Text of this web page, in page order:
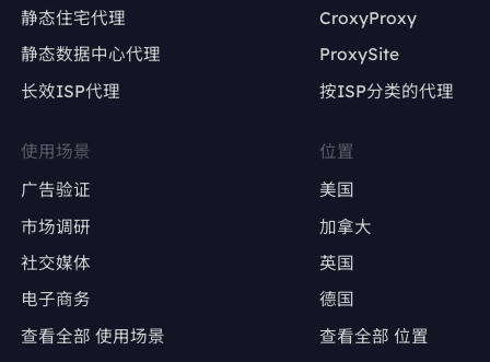
避免因IP变动导致账号被限流或封禁
Google Ads、Facebook Ads等广告平台的多
账户操作
确保每个广告账户使用固定IP，避免因IP变动触
发审核
广告效果测试
精准定位特定地区，测试广告投放效果
静态住宅代理
静态数据中心代理
长效ISP代理
CroxyProxy
ProxySite
按ISP分类的代理
使用场景
广告验证
市场调研
社交媒体
电子商务
查看全部 使用场景
位置
美国
加拿大
英国
德国
查看全部 位置